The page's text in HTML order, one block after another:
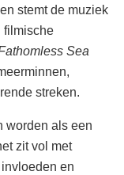
stemt de muziek
filmische
Sea
streken.
worden als een
zit vol met
en